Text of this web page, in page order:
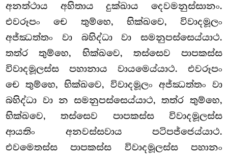
අනත්ථාය අහිතාය දුක්ඛාය දෙවමනුස්සානං.
එවරූපං චෙ තුම්හෙ, භික්ඛවෙ, විවාදමූලං
අජ්ඣත්තං වා බහිද්ධා වා සමනුපස්සෙය්යාථ.
තත්ර තුම්හෙ, භික්ඛවෙ, තස්සෙව පාපකස්ස
විවාදමූලස්ස පහානාය වායමෙය්යාථ. එවරූපං
චෙ තුම්හෙ, භික්ඛවෙ, විවාදමූලං අජ්ඣත්තං වා
බහිද්ධා වා න සමනුපස්සෙය්යාථ, තත්ර තුම්හෙ,
භික්ඛවෙ, තස්සෙව පාපකස්ස විවාදමූලස්ස
ආයතිං අනවස්සවාය පටිපජ්ජෙය්යාථ.
එවමෙතස්ස පාපකස්ස විවාදමූලස්ස පහානං